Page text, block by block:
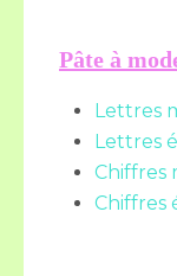
Pâte à
Lettres
Lettres
Chiffres
Chiffres